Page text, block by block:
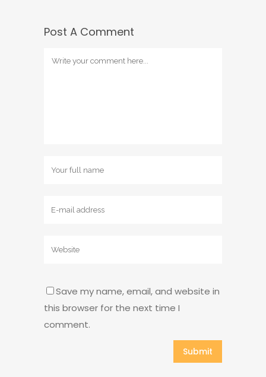
Post A Comment
Save my name, email, and website in
this browser for the next time I
comment.